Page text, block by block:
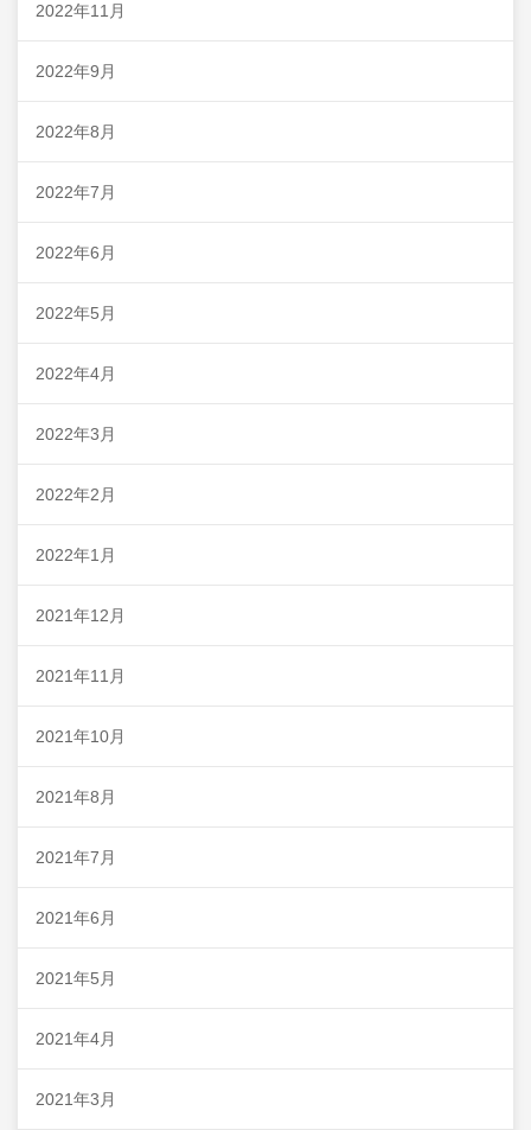
2022年11月
2022年9月
2022年8月
2022年7月
2022年6月
2022年5月
2022年4月
2022年3月
2022年2月
2022年1月
2021年12月
2021年11月
2021年10月
2021年8月
2021年7月
2021年6月
2021年5月
2021年4月
2021年3月